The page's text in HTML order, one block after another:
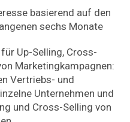
basierend auf den
sechs Monate
für Up-Selling, Cross-
Marketingkampagnen:
Vertriebs- und
Unternehmen und
und Cross-Selling von